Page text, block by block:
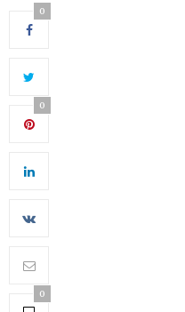
0
0
0